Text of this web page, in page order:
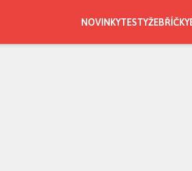
NOVINKYTESTYŽEBŘÍČKY